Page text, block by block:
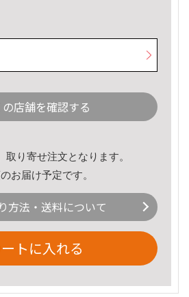
店舗を確認する
取り寄せ注文となります。
お届け予定です。
方法・送料について
トに入れる